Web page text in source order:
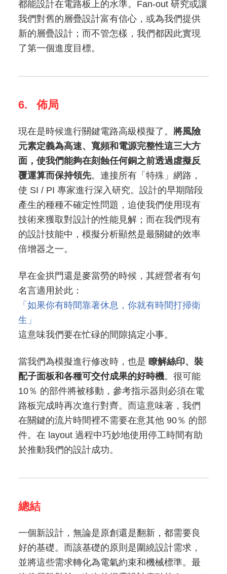
都能設計在電路板上的水準。Fan-out 研究或讓
我們對舊的層疊設計富有信心，或為我們提供
新的層疊設計；而不管怎樣，我們都因此實現
了第一個進度目標。
6. 佈局
現在是時候進行關鍵電路高級模擬了。 將風險
元素定義為高速、寬頻和電源完整性這三大方
面，使我們能夠在刻蝕任何銅之前透過虛擬反
覆運算而保持領先。連接所有「特殊」網路，
使 SI / PI 專家進行深入研究。設計的早期階段
產生的種種不確定性問題，迫使我們使用現有
技術來獲取對設計的性能見解；而在我們現有
的設計技能中，模擬分析顯然是最關鍵的效率
倍增器之一。
早在金拱門還是麥當勞的時候，其經營者有句
名言適用於此：
「如果你有時間靠著休息，你就有時間打掃衛
生」
這意味我們要在忙碌的間隙搞定小事。
當我們為模擬進行修改時，也是 瞭解絲印、裝
配子面板和各種可交付成果的好時機。很可能
10％ 的部件將被移動，參考指示器則必須在電
路板完成時再次進行對齊。而這意味著，我們
在關鍵的流片時間裡不需要在意其他 90％ 的部
件。在 layout 過程中巧妙地使用停工時間有助
於推動我們的設計成功。
總結
一個新設計，無論是原創還是翻新，都需要良
好的基礎。而該基礎的原則是圍繞設計需求，
並將這些需求轉化為電氣約束和機械標準。最